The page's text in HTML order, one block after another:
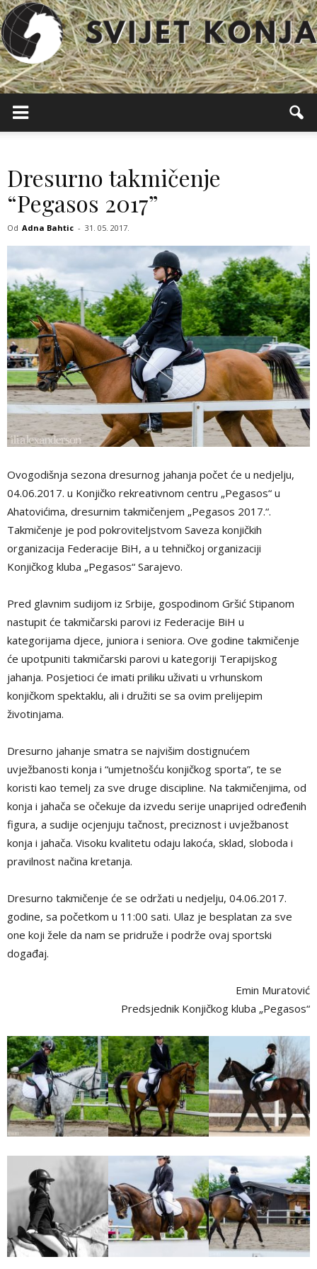
Svijet
Dresurno takmičenje
“Pegasos 2017”
Od Adna Bahtic - 31. 05. 2017.
Ovogodišnja sezona dresurnog jahanja počet će u nedjelju,
04.06.2017. u Konjičko rekreativnom centru „Pegasos“ u
Ahatovićima, dresurnim takmičenjem „Pegasos 2017.“.
Takmičenje je pod pokroviteljstvom Saveza konjičkih
organizacija Federacije BiH, a u tehničkoj organizaciji
Konjičkog kluba „Pegasos“ Sarajevo.
Pred glavnim sudijom iz Srbije, gospodinom Gršić Stipanom
nastupit će takmičarski parovi iz Federacije BiH u
kategorijama djece, juniora i seniora. Ove godine takmičenje
će upotpuniti takmičarski parovi u kategoriji Terapijskog
jahanja. Posjetioci će imati priliku uživati u vrhunskom
konjičkom spektaklu, ali i družiti se sa ovim prelijepim
životinjama.
Dresurno jahanje smatra se najvišim dostignućem
uvježbanosti konja i “umjetnošću konjičkog sporta”, te se
koristi kao temelj za sve druge discipline. Na takmičenjima, od
konja i jahača se očekuje da izvedu serije unaprijed određenih
figura, a sudije ocjenjuju tačnost, preciznost i uvježbanost
konja i jahača. Visoku kvalitetu odaju lakoća, sklad, sloboda i
pravilnost načina kretanja.
Dresurno takmičenje će se održati u nedjelju, 04.06.2017.
godine, sa početkom u 11:00 sati. Ulaz je besplatan za sve
one koji žele da nam se pridruže i podrže ovaj sportski
događaj.
Emin Muratović
Predsjednik Konjičkog kluba „Pegasos“